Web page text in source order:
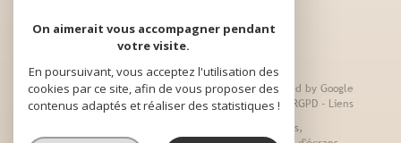
© 2026 | Tous droits réservés | Traduction powered by Google
Plan du site-Mentions légales- Nos honoraires RGPD - Liens
Site internet compatible multi-supports,
On aimerait vous accompagner pendant
votre visite.
En poursuivant, vous acceptez l'utilisation des
cookies par ce site, afin de vous proposer des
contenus adaptés et réaliser des statistiques !